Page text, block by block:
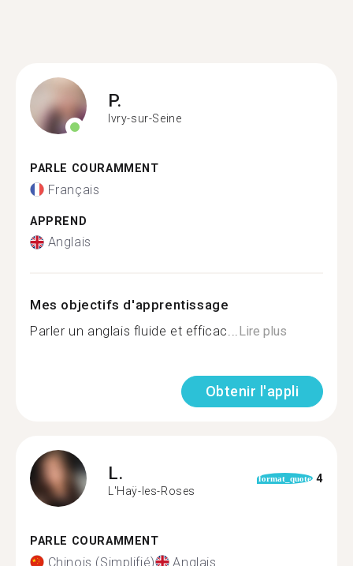
P.
Ivry-sur-Seine
PARLE COURAMMENT
Français
APPREND
Anglais
Mes objectifs d'apprentissage
Parler un anglais fluide et efficac...Lire plus
Obtenir l'appli
L.
L'Haÿ-les-Roses
format_quote 4
PARLE COURAMMENT
Chinois (Simplifié) Anglais